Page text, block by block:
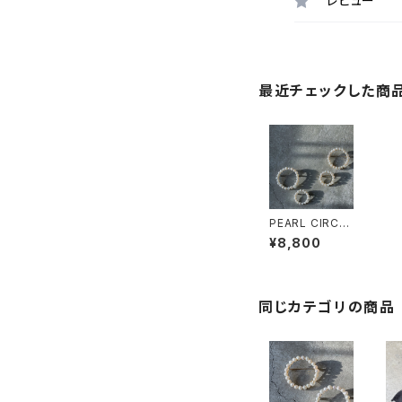
最近チェックした商
PEARL CIRCLE
BROACH Ssi
ze
¥8,800
同じカテゴリの商品